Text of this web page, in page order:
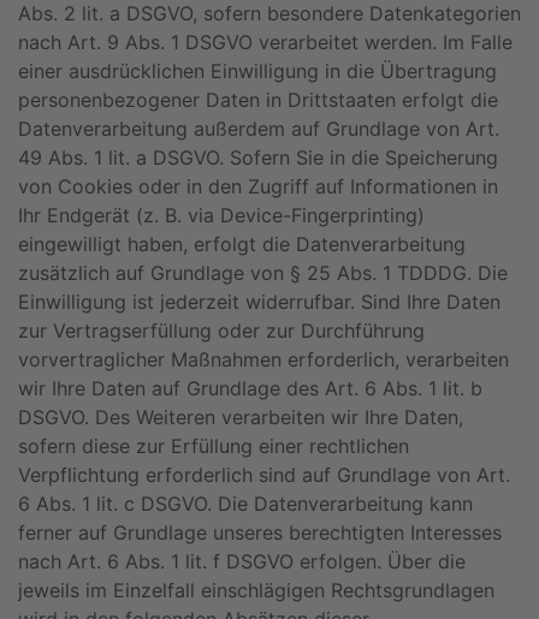
Abs. 2 lit. a DSGVO, sofern besondere Datenkategorien
nach Art. 9 Abs. 1 DSGVO verarbeitet werden. Im Falle
einer ausdrücklichen Einwilligung in die Übertragung
personenbezogener Daten in Drittstaaten erfolgt die
Datenverarbeitung außerdem auf Grundlage von Art.
49 Abs. 1 lit. a DSGVO. Sofern Sie in die Speicherung
von Cookies oder in den Zugriff auf Informationen in
Ihr Endgerät (z. B. via Device-Fingerprinting)
eingewilligt haben, erfolgt die Datenverarbeitung
zusätzlich auf Grundlage von § 25 Abs. 1 TDDDG. Die
Einwilligung ist jederzeit widerrufbar. Sind Ihre Daten
zur Vertragserfüllung oder zur Durchführung
vorvertraglicher Maßnahmen erforderlich, verarbeiten
wir Ihre Daten auf Grundlage des Art. 6 Abs. 1 lit. b
DSGVO. Des Weiteren verarbeiten wir Ihre Daten,
sofern diese zur Erfüllung einer rechtlichen
Verpflichtung erforderlich sind auf Grundlage von Art.
6 Abs. 1 lit. c DSGVO. Die Datenverarbeitung kann
ferner auf Grundlage unseres berechtigten Interesses
nach Art. 6 Abs. 1 lit. f DSGVO erfolgen. Über die
jeweils im Einzelfall einschlägigen Rechtsgrundlagen